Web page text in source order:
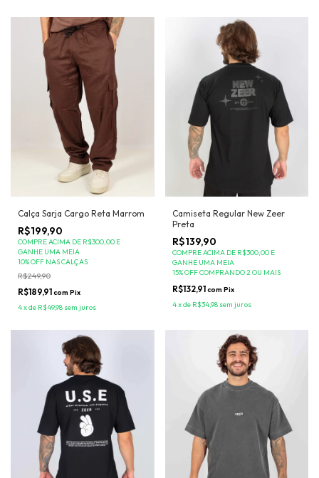
Calça Sarja Cargo Reta Marrom
R$199,90
COMPRE ACIMA DE R$300,00 E
GANHE UMA MEIA
10% OFF NAS CALÇAS
R$249,90
R$189,91com Pix
4xde R$49,98 sem juros
Camiseta Regular New Zeer
Preta
R$139,90
COMPRE ACIMA DE R$300,00 E
GANHE UMA MEIA
15% OFF COMPRANDO 2 OU MAIS
R$132,91com Pix
4xde R$34,98 sem juros